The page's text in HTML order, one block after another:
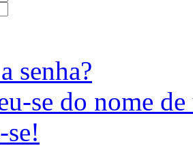
senha?
se do nome
se!